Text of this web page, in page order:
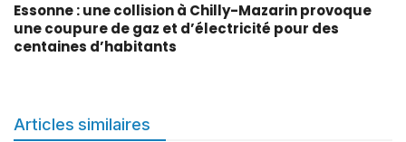
Essonne : une collision à Chilly-Mazarin provoque
une coupure de gaz et d’électricité pour des
centaines d’habitants
Articles similaires